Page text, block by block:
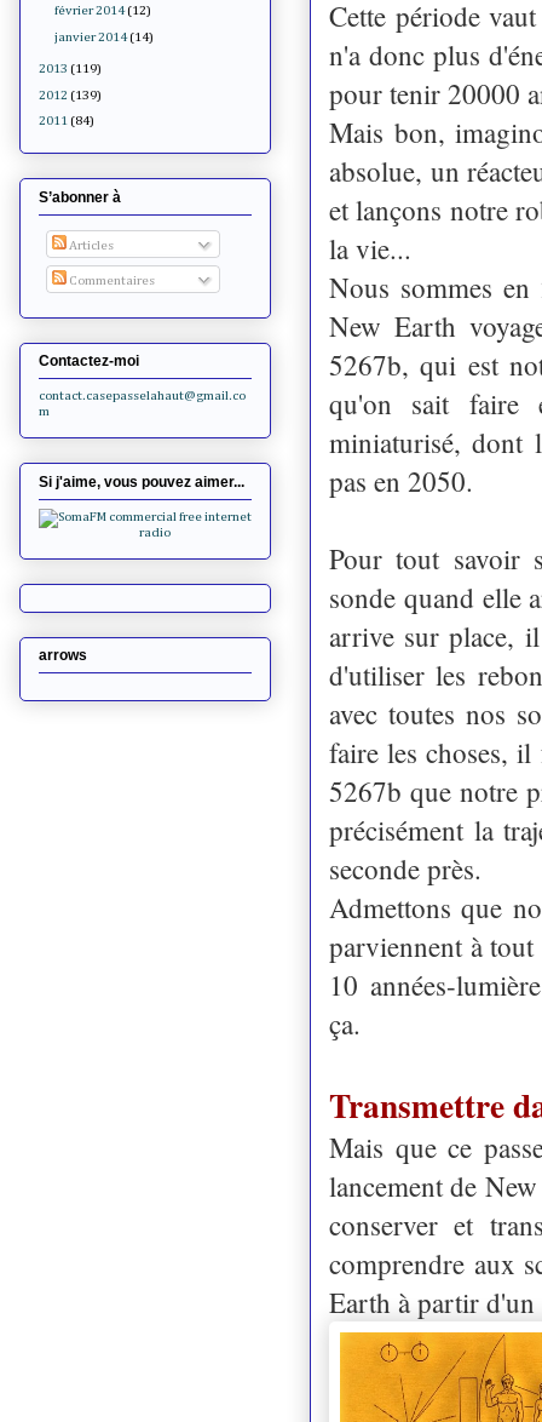
Cette période
n'a donc plus
pour tenir 20000
Mais bon,
absolue, un
et lançons notre
la vie...
Nous sommes
New Earth
5267b, qui est
qu'on sait faire
miniaturisé, dont
pas en 2050.
Pour tout savoir
sonde quand elle
arrive sur place,
d'utiliser les
avec toutes nos
faire les choses,
5267b que notre
précisément la
seconde près.
Admettons que
parviennent à
10 années-
ça.
Transmettre
Mais que ce
lancement de
conserver et
comprendre aux
Earth à partir
février 2014 (12)
janvier 2014 (14)
2013 (119)
2012 (139)
2011 (84)
S’abonner à
Articles
Commentaires
Contactez-moi
contact.casepasselahaut@gmail.co
m
Si j'aime, vous pouvez aimer...
arrows